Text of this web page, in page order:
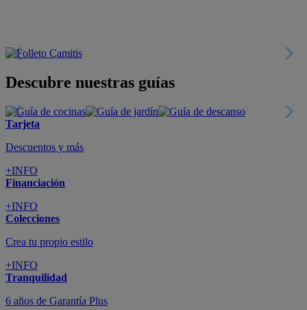
Descubre nuestras guías
Tarjeta
Descuentos y más
+INFO
Financiación
+INFO
Colecciones
Crea tu propio estilo
+INFO
Tranquilidad
6 años de Garantía Plus